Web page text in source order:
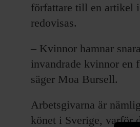
författare till en artikel i
redovisas.
– Kvinnor hamnar
invandrade kvinnor en
säger Moa Bursell.
Arbetsgivarna är
könet i Sverige, varför